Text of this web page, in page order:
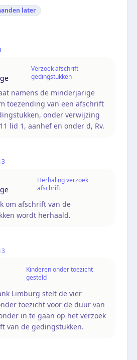
later
Verzoek afschrift
gedingstukken
namens de minderjarige
toezending van een afschrift
onder verwijzing
lid 1, aanhef en onder d, Rv.
Herhaling verzoek
afschrift
om afschrift van de
wordt herhaald.
Kinderen onder toezicht
gesteld
Limburg stelt de vier
toezicht voor de duur van
in te gaan op het verzoek
van de gedingstukken.